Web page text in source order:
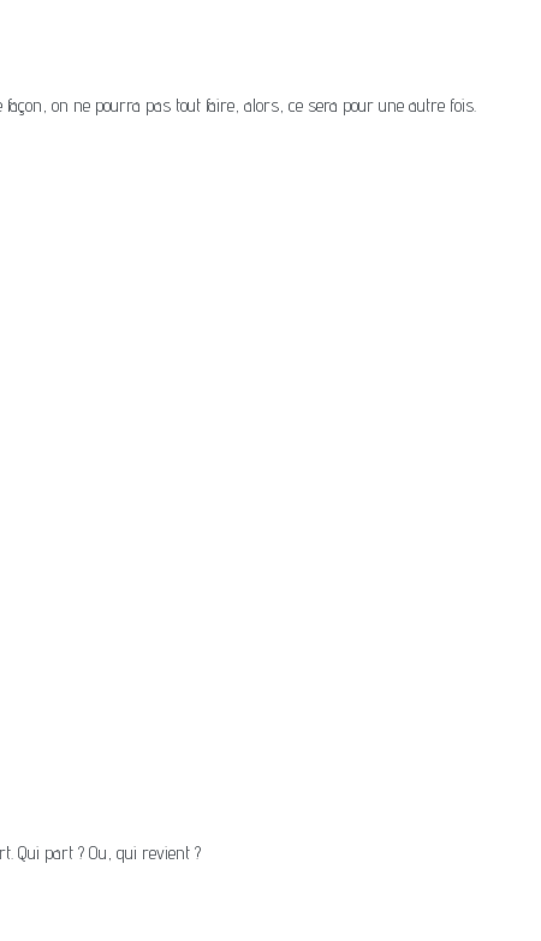
on ne pourra pas tout faire, alors, ce sera pour une autre fois.
Qui part ? Ou, qui revient ?